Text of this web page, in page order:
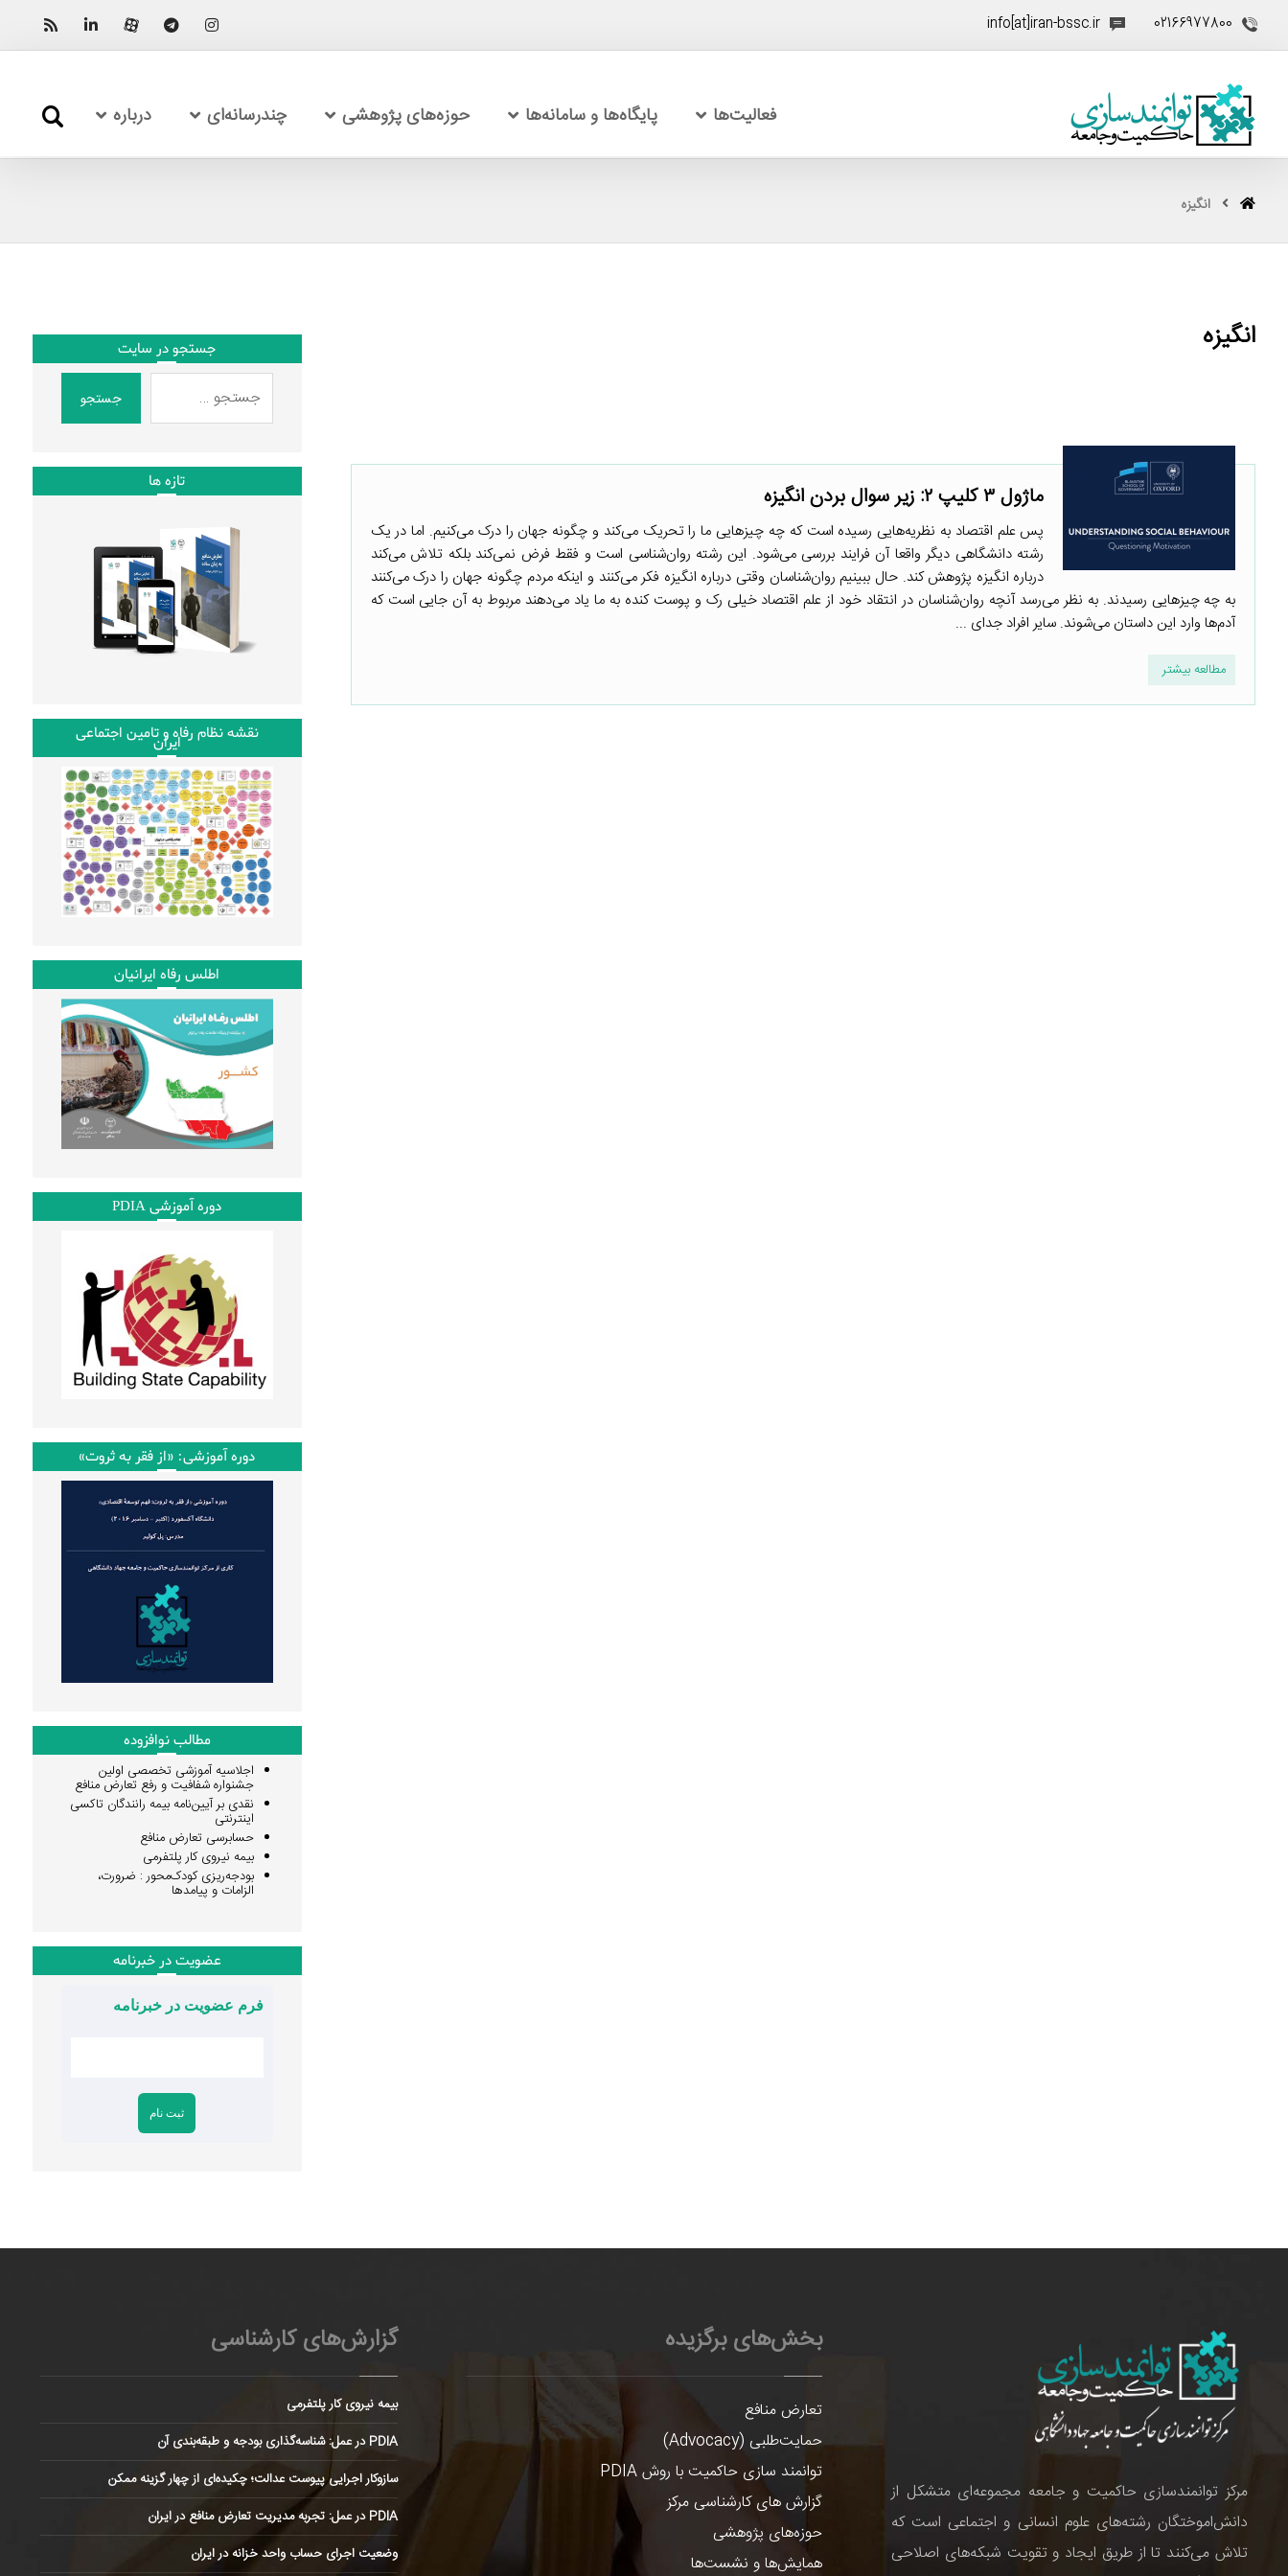
02166977800
info[at]iran-bssc.ir
فعالیت‌ها پایگاه‌ها و سامانه‌ها حوزه‌های پژوهشی چندرسانه‌ای درباره
انگیزه
انگیزه
ماژول ۳ کلیپ ۲: زیر سوال بردن انگیزه
پس علم اقتصاد به نظریه‌هایی رسیده است که چه چیزهایی ما را تحریک می‌کند و چگونه جهان را درک می‌کنیم. اما در یک
رشته دانشگاهی دیگر واقعا آن فرایند بررسی می‌شود. این رشته روان‌شناسی است و فقط فرض‌ نمی‌کند بلکه تلاش می‌کند
درباره انگیزه پژوهش کند. حال ببینیم روان‌شناسان وقتی درباره انگیزه فکر می‌کنند و اینکه مردم چگونه جهان را درک می‌کنند
به چه چیزهایی رسیدند. به نظر می‌رسد آنچه روان‌شناسان در انتقاد خود از علم اقتصاد خیلی رک و پوست کنده به ما یاد می‌دهند مربوط به آن جایی است که
آدم‌ها وارد این داستان می‌شوند. سایر افراد جدای ...
مطالعه بیشتر
جستجو در سایت
جستجو
تازه ها
نقشه نظام رفاه و تامین اجتماعی
ایران
اطلس رفاه ایرانیان
دوره آموزشی PDIA
دوره آموزشی: «از فقر به ثروت»
مطالب نوافزوده
اجلاسیه آموزشی تخصصی اولین
جشنواره شفافیت و رفع تعارض منافع
نقدی بر آیین‌نامه بیمه رانندگان تاکسی
اینترنتی
حسابرسی تعارض منافع
بیمه نیروی کار پلتفرمی
بودجه‌ریزی کودک‌محور : ضرورت،
الزامات و پیامدها
عضویت در خبرنامه
فرم عضویت در خبرنامه
مرکز توانمندسازی حاکمیت و جامعه مجموعه‌ای متشکل از
دانش‌اموختگان رشته‌های علوم انسانی و اجتماعی است که
تلاش می‌کنند تا از طریق ایجاد و تقویت شبکه‌های اصلاحی
بخش‌های برگزیده
تعارض منافع
حمایت‌طلبی (Advocacy)
توانمند سازی حاکمیت با روش PDIA
گزارش های کارشناسی مرکز
حوزه‌های پژوهشی
همایش‌ها و نشست‌ها
گزارش‌های کارشناسی
بیمه نیروی کار پلتفرمی
PDIA در عمل: شناسه‌گذاری بودجه و طبقه‌بندی آن
سازوکار اجرایی پیوست عدالت؛ چکیده‌ای از چهار گزینه ممکن
PDIA در عمل: تجربه مدیریت تعارض منافع در ایران
وضعیت اجرای حساب واحد خزانه در ایران